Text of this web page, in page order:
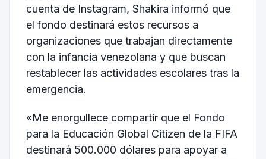
cuenta de Instagram, Shakira informó que
el fondo destinará estos recursos a
organizaciones que trabajan directamente
con la infancia venezolana y que buscan
restablecer las actividades escolares tras la
emergencia.
«Me enorgullece compartir que el Fondo
para la Educación Global Citizen de la FIFA
destinará 500.000 dólares para apoyar a